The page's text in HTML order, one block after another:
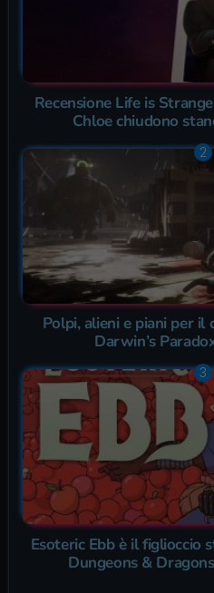
Recensione Life is
Chloe chiudono
Polpi, alieni e piani per
Darwin’s
Esoteric Ebb è il figlioccio
Dungeons &